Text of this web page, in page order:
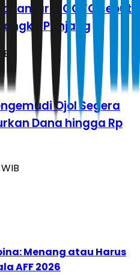
GOTO sebut
Panjang
Ojol Segera
Dana hingga Rp
Menang atau Harus
AFF 2026